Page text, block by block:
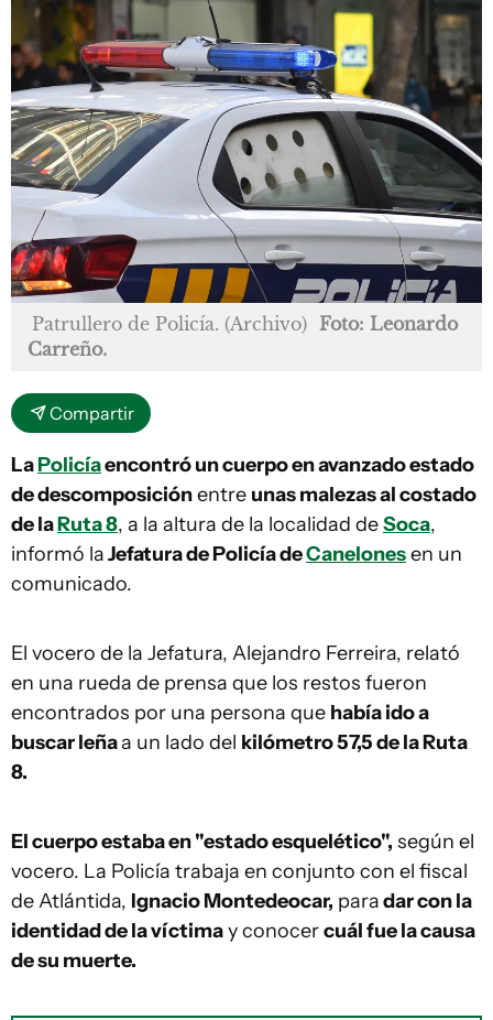
Patrullero de Policía. (Archivo) Foto: Leonardo
Carreño.
Compartir
LaPolicíaencontró un cuerpo en avanzado estado
de descomposiciónentre unas malezas al costado
de laRuta 8, a la altura de la localidad deSoca,
informó laJefatura de Policía deCanelonesen un
comunicado.
El vocero de la Jefatura, Alejandro Ferreira, relató
en una rueda de prensa que los restos fueron
encontrados por una persona que había ido a
buscar leñaa un lado del kilómetro 57,5 de la Ruta
8.
El cuerpo estaba en "estado esquelético", según el
vocero. La Policía trabaja en conjunto con el fiscal
de Atlántida, Ignacio Montedeocar, paradar con la
identidad de la víctimay conocercuál fue la causa
de su muerte.